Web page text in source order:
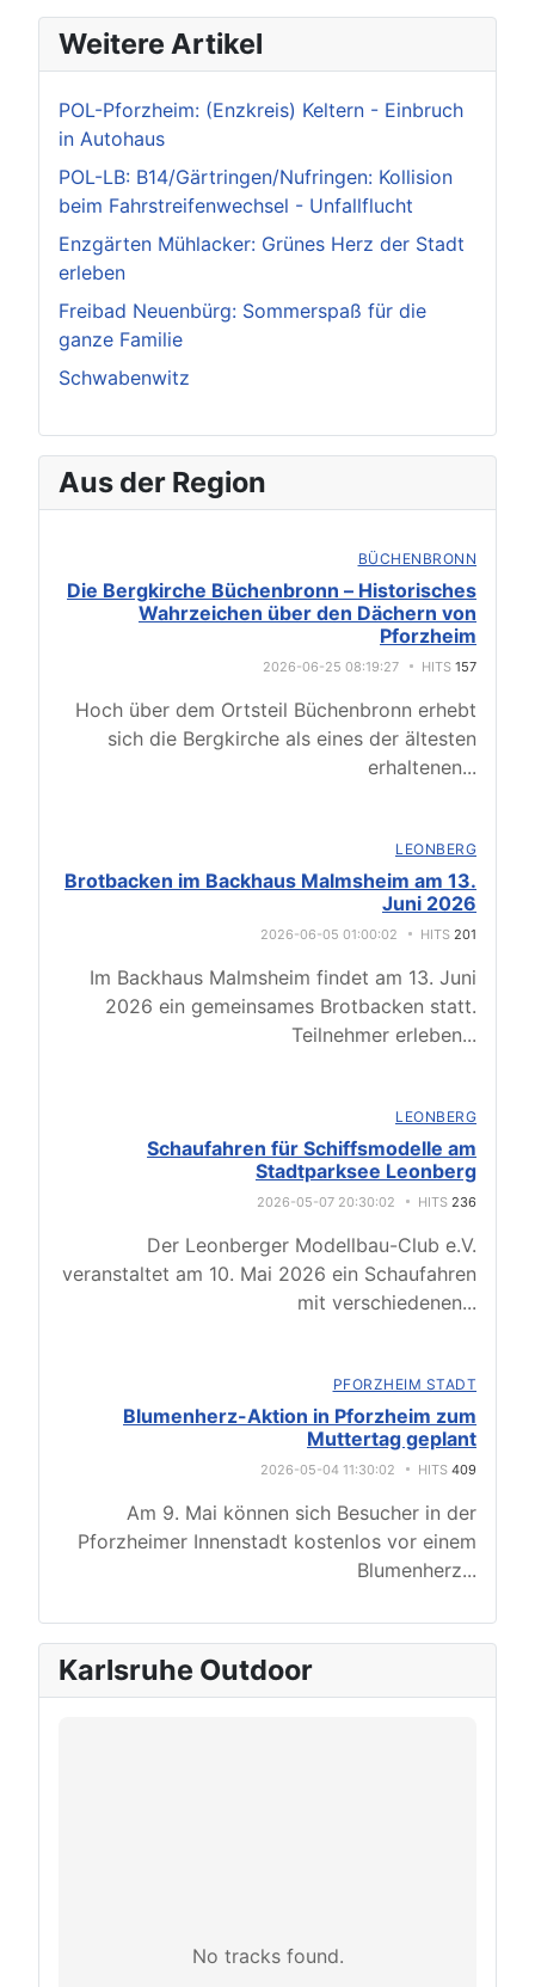
Weitere Artikel
POL-Pforzheim: (Enzkreis) Keltern - Einbruch
in Autohaus
POL-LB: B14/Gärtringen/Nufringen: Kollision
beim Fahrstreifenwechsel - Unfallflucht
Enzgärten Mühlacker: Grünes Herz der Stadt
erleben
Freibad Neuenbürg: Sommerspaß für die
ganze Familie
Schwabenwitz
Aus der Region
BÜCHENBRONN
Die Bergkirche Büchenbronn – Historisches
Wahrzeichen über den Dächern von
Pforzheim
2026-06-25 08:19:27 HITS 157
Hoch über dem Ortsteil Büchenbronn erhebt
sich die Bergkirche als eines der ältesten
erhaltenen...
LEONBERG
Brotbacken im Backhaus Malmsheim am 13.
Juni 2026
2026-06-05 01:00:02 HITS 201
Im Backhaus Malmsheim findet am 13. Juni
2026 ein gemeinsames Brotbacken statt.
Teilnehmer erleben...
LEONBERG
Schaufahren für Schiffsmodelle am
Stadtparksee Leonberg
2026-05-07 20:30:02 HITS 236
Der Leonberger Modellbau-Club e.V.
veranstaltet am 10. Mai 2026 ein Schaufahren
mit verschiedenen...
PFORZHEIM STADT
Blumenherz-Aktion in Pforzheim zum
Muttertag geplant
2026-05-04 11:30:02 HITS 409
Am 9. Mai können sich Besucher in der
Pforzheimer Innenstadt kostenlos vor einem
Blumenherz...
Karlsruhe Outdoor
No tracks found.